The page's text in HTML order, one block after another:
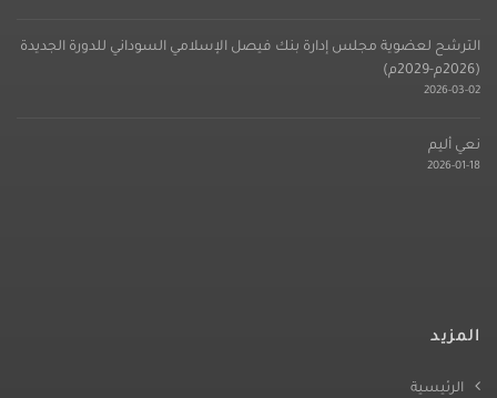
الترشح لعضوية مجلس إدارة بنك فيصل الإسلامي السوداني للدورة الجديدة
(2026م-2029م)
2026-03-02
نعي أليم
2026-01-18
المزيد
الرئيسية